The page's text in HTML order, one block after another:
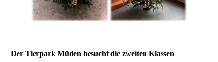
Der Tierpark Müden besucht die zweiten Klassen